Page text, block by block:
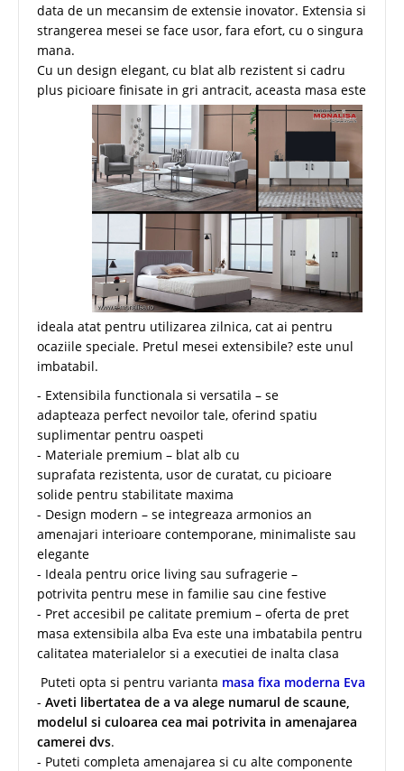
data de un mecansim de extensie inovator. Extensia si
strangerea mesei se face usor, fara efort, cu o singura
mana.
Cu un design elegant, cu blat alb rezistent si cadru
plus picioare finisate in gri antracit, aceasta masa este
ideala atat pentru utilizarea zilnica, cat ai pentru
ocaziile speciale. Pretul mesei extensibile? este unul
imbatabil.
- Extensibila functionala si versatila – se
adapteaza perfect nevoilor tale, oferind spatiu
suplimentar pentru oaspeti
- Materiale premium – blat alb cu
suprafata rezistenta, usor de curatat, cu picioare
solide pentru stabilitate maxima
- Design modern – se integreaza armonios an
amenajari interioare contemporane, minimaliste sau
elegante
- Ideala pentru orice living sau sufragerie –
potrivita pentru mese in familie sau cine festive
- Pret accesibil pe calitate premium – oferta de pret
masa extensibila alba Eva este una imbatabila pentru
calitatea materialelor si a executiei de inalta clasa
Puteti opta si pentru varianta masa fixa moderna Eva
- Aveti libertatea de a va alege numarul de scaune,
modelul si culoarea cea mai potrivita in amenajarea
camerei dvs.
- Puteti completa amenajarea si cu alte componente